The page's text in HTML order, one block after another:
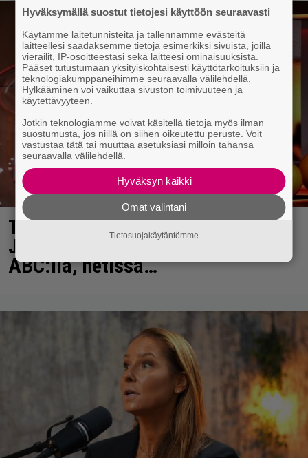
Täällä pelattiin lauantain Loton ja
Jokerin isot rahat – Tokmannilla,
ABC:lla, netissä…
Hyväksymällä suostut tietojesi käyttöön seuraavasti
Käytämme laitetunnisteita ja tallennamme evästeitä
laitteellesi saadaksemme tietoja esimerkiksi sivuista, joilla
vierailit, IP-osoitteestasi sekä laitteesi ominaisuuksista.
Pääset tutustumaan yksityiskohtaisesti käyttötarkoituksiin ja
teknologiakumppaneihimme seuraavalla välilehdellä.
Hylkääminen voi vaikuttaa sivuston toimivuuteen ja
käytettävyyteen.
Jotkin teknologiamme voivat käsitellä tietoja myös ilman
suostumusta, jos niillä on siihen oikeutettu peruste. Voit
vastustaa tätä tai muuttaa asetuksiasi milloin tahansa
seuraavalla välilehdellä.
Hyväksyn kaikki
Omat valintani
Tietosuojakäytäntömme